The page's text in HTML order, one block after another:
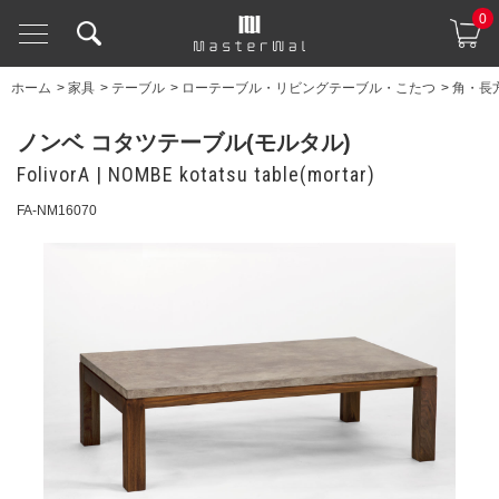
0
ホーム > 家具 > テーブル > ローテーブル・リビングテーブル・こたつ > 角・長
ノンベ コタツテーブル(モルタル)
FolivorA | NOMBE kotatsu table(mortar)
FA-NM16070